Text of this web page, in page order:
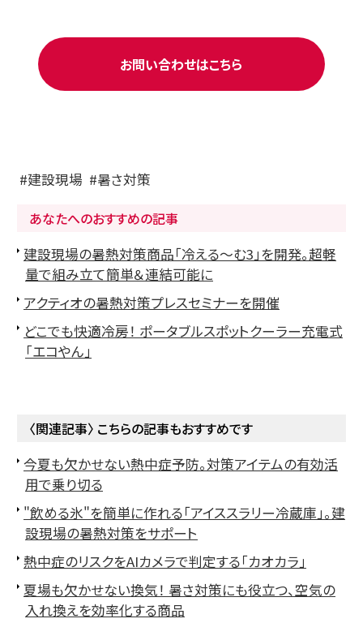
お問い合わせはこちら
建設現場
暑さ対策
あなたへのおすすめの記事
建設現場の暑熱対策商品「冷える～む3」を開発。超軽
量で組み立て簡単＆連結可能に
アクティオの暑熱対策プレスセミナーを開催
どこでも快適冷房！ ポータブルスポットクーラー充電式
「エコやん」
〈関連記事〉 こちらの記事もおすすめです
今夏も欠かせない熱中症予防。対策アイテムの有効活
用で乗り切る
"飲める氷"を簡単に作れる「アイススラリー冷蔵庫」。建
設現場の暑熱対策をサポート
熱中症のリスクをAIカメラで判定する「カオカラ」
夏場も欠かせない換気！ 暑さ対策にも役立つ、空気の
入れ換えを効率化する商品